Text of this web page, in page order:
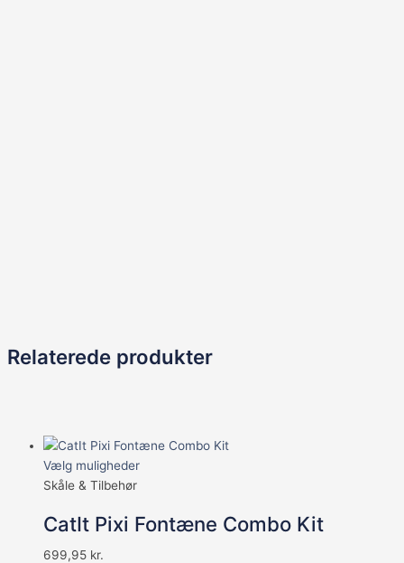
Relaterede produkter
Vælg muligheder
Skåle & Tilbehør
CatIt Pixi Fontæne Combo Kit
699,95 kr.